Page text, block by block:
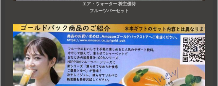
エア・ウォーター 株主優待
フルーツバーセット